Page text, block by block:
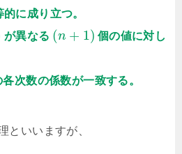
的に成り立つ。
が異なる (n + 1) 個の値に対し
各次数の係数が一致する。
といいますが、